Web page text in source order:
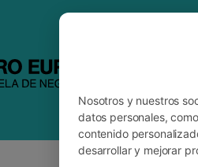
Nosotros y nuestros
datos personales,
contenido
desarrollar y mejorar